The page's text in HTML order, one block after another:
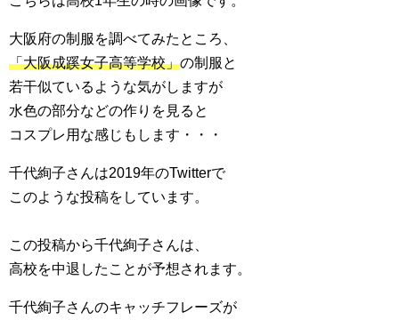
大阪府の制服を調べてみたところ、
「大阪成蹊女子高等学校」の制服と
若干似ているような気がしますが
水色の部分などの作りを見ると
コスプレ用な感じもします・・・
千代絢子さんは2019年のTwitterで
このような投稿をしています。
この投稿から千代絢子さんは、
高校を中退したことが予想されます。
千代絢子さんのキャッチフレーズが